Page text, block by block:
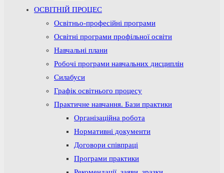
ОСВІТНІЙ ПРОЦЕС
Освітньо-професійні програми
Освітні програми профільної освіти
Навчальні плани
Робочі програми навчальних дисциплін
Силабуси
Графік освітнього процесу
Практичне навчання. Бази практики
Організаційна робота
Нормативні документи
Договори співпраці
Програми практики